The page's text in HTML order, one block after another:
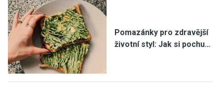
Pomazánky pro zdravější
životní styl: Jak si pochu…